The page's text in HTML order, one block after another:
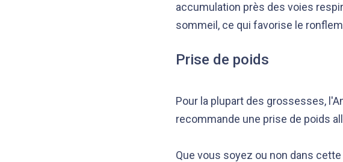
accumulation près des voies
sommeil, ce qui favorise le
Prise de poids
Pour la plupart des grossesses,
recommande une prise de poids
Que vous soyez ou non dans